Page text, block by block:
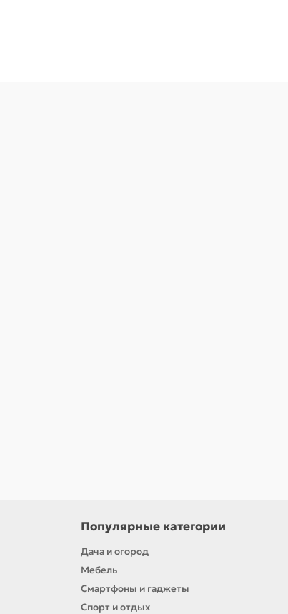
Популярные категории
Дача и огород
Мебель
Смартфоны и гаджеты
Спорт и отдых